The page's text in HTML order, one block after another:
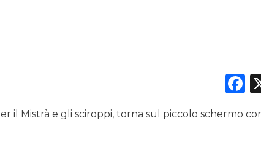
il Mistrà e gli sciroppi, torna sul piccolo schermo